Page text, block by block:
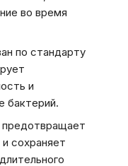
во время
по стандарту
и
бактерий.
предотвращает
сохраняет